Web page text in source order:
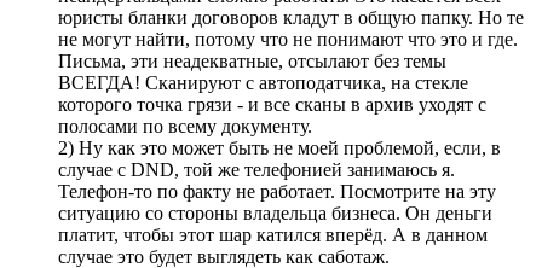
юристы бланки договоров кладут в общую папку. Но те
не могут найти, потому что не понимают что это и где.
Письма, эти неадекватные, отсылают без темы
ВСЕГДА! Сканируют с автоподатчика, на стекле
которого точка грязи - и все сканы в архив уходят с
полосами по всему документу.
2) Ну как это может быть не моей проблемой, если, в
случае с DND, той же телефонией занимаюсь я.
Телефон-то по факту не работает. Посмотрите на эту
ситуацию со стороны владельца бизнеса. Он деньги
платит, чтобы этот шар катился вперёд. А в данном
случае это будет выглядеть как саботаж.